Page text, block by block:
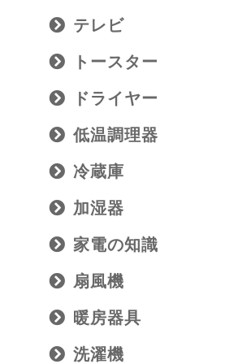
テレビ
トースター
ドライヤー
低温調理器
冷蔵庫
加湿器
家電の知識
扇風機
暖房器具
洗濯機